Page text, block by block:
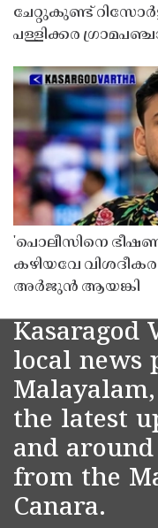
ചേറ്റുകുണ്ട്
പള്ളിക്കര
'പൊലീസിനെ
കഴിയവേ
അർജുൻ ആയങ്കി
Kasaragod
local news
the latest
and
from the
Canara.